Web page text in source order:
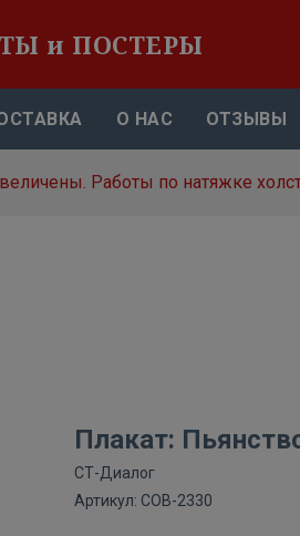
и ПОСТЕРЫ
О НАС ОТЗЫВЫ
Работы по натяжке
Плакат:
СТ-Диалог
Артикул: СОВ-2330